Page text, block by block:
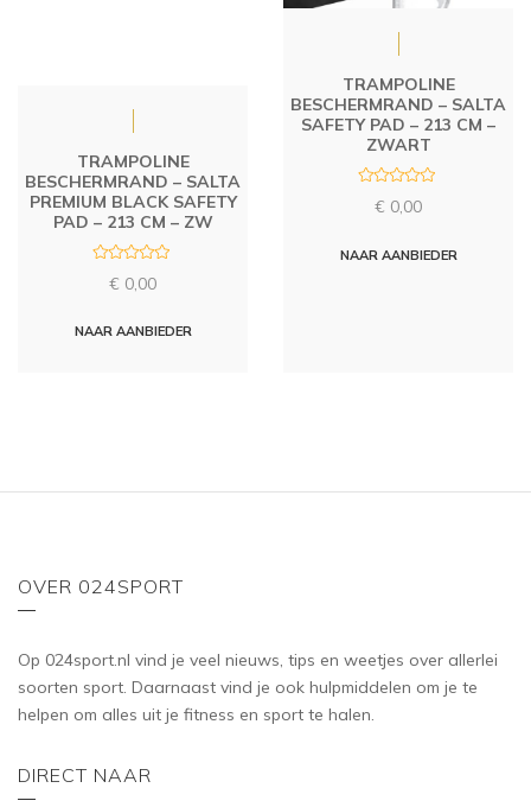
TRAMPOLINE
BESCHERMRAND – SALTA
PREMIUM BLACK SAFETY
PAD – 213 CM – ZW
d
€ 0,00
NAAR AANBIEDER
TRAMPOLINE
BESCHERMRAND – SALTA
SAFETY PAD – 213 CM –
ZWART
d
€ 0,00
NAAR AANBIEDER
OVER 024SPORT
Op 024sport.nl vind je veel nieuws, tips en weetjes over allerlei
soorten sport. Daarnaast vind je ook hulpmiddelen om je te
helpen om alles uit je fitness en sport te halen.
DIRECT NAAR